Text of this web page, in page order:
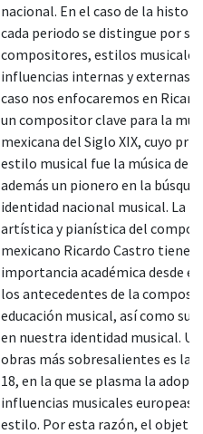
nacional. En el caso de la
cada periodo se distingue por sus
compositores, estilos musicales
influencias internas y externas.
caso nos enfocaremos en
un compositor clave para la
mexicana del Siglo XIX, cuyo
estilo musical fue la música de
además un pionero en la
identidad nacional musical. La
artística y pianística del
mexicano Ricardo Castro tiene
importancia académica desde el
los antecedentes de la
educación musical, así como su
en nuestra identidad musical.
obras más sobresalientes es la
18, en la que se plasma la
influencias musicales europeas
estilo. Por esta razón, el